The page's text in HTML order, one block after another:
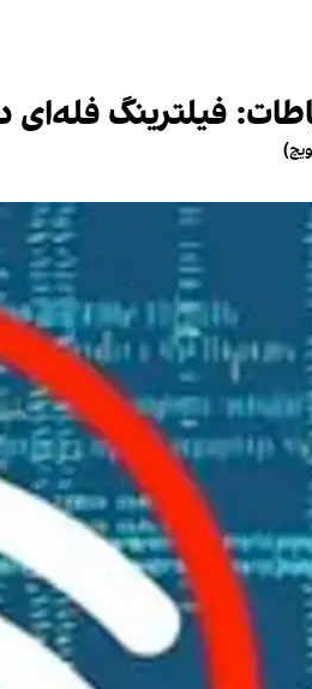
فیلترینگ فله‌ای